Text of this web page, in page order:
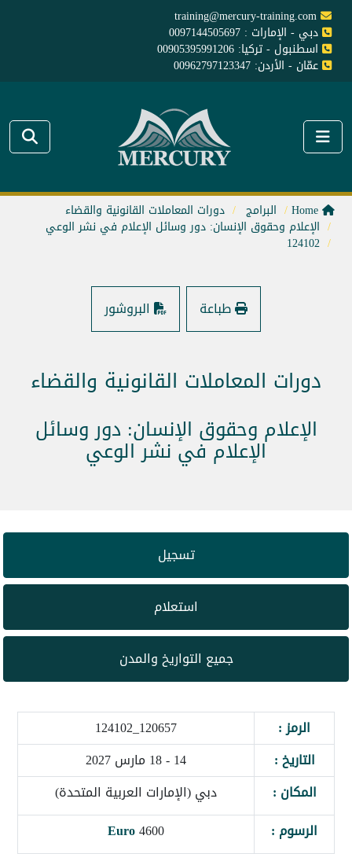
training@mercury-training.com
دبي - الإمارات : 0097144505697
اسطنبول - تركيا: 00905395991206
عمّان - الأردن: 00962797123347
البرامج دورات المعاملات القانونية والقضاء
الإعلام وحقوق الإنسان: دور وسائل الإعلام في نشر الوعي
124102
طباعة البروشور
دورات المعاملات القانونية والقضاء
الإعلام وحقوق الإنسان: دور وسائل
الإعلام في نشر الوعي
تسجيل
استعلام
جميع التواريخ والمدن
الرمز :
120657_124102
التاريخ :
14 - 18 مارس 2027
المكان :
دبي (الإمارات العربية المتحدة)
الرسوم :
4600
Euro